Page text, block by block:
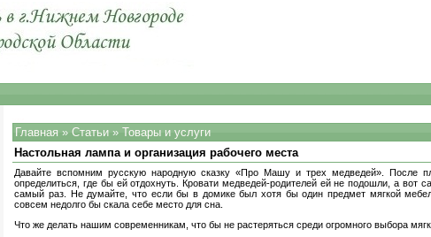
Главная »Статьи »Товары и услуги
Настольная лампа и организация рабочего места
Давайте вспомним русскую народную сказку «Про Машу и трех медведей». После
определиться, где бы ей отдохнуть. Кровати медведей-родителей ей не подошли, а вот
самый раз. Не думайте, что если бы в домике был хотя бы один предмет мягкой
совсем недолго бы скала себе место для сна.
Что же делать нашим современникам, что бы не растеряться среди огромного выбора